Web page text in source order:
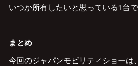
いつか所有したいと思っている1台で
まとめ
今回のジャパンモビリティショーは